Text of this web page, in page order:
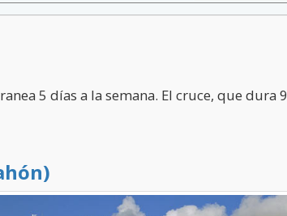
5 días a la semana. El cruce, que dura 9